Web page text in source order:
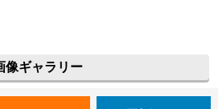
像ギャラリー